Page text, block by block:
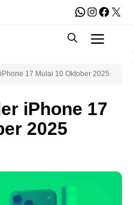
WhatsApp
X
17 Mulai 10 Oktober 2025
iPhone 17
2025